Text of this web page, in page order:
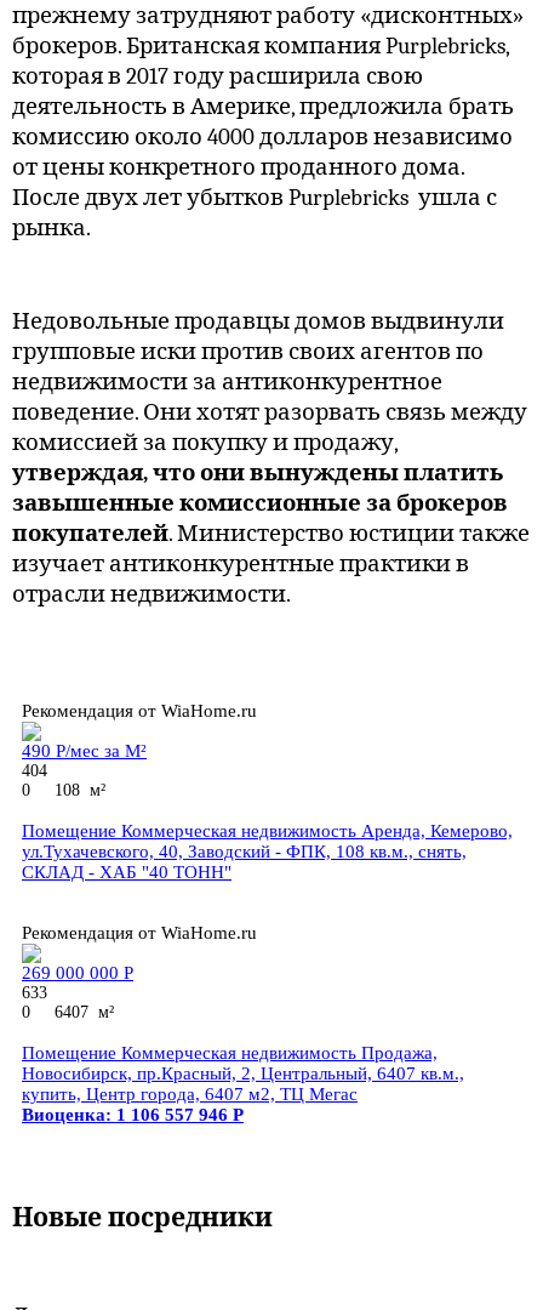
прежнему затрудняют работу «дисконтных»
брокеров. Британская компания Purplebricks,
которая в 2017 году расширила свою
деятельность в Америке, предложила брать
комиссию около 4000 долларов независимо
от цены конкретного проданного дома.
После двух лет убытков Purplebricks ушла с
рынка.
Недовольные продавцы домов выдвинули
групповые иски против своих агентов по
недвижимости за антиконкурентное
поведение. Они хотят разорвать связь между
комиссией за покупку и продажу,
утверждая, что они вынуждены платить
завышенные комиссионные за брокеров
покупателей. Министерство юстиции также
изучает антиконкурентные практики в
отрасли недвижимости.
Рекомендация от WiaHome.ru
490 Р/мес за М²
404
0 108 м²
Помещение Коммерческая недвижимость Аренда, Кемерово,
ул.Тухачевского, 40, Заводский - ФПК, 108 кв.м., снять,
СКЛАД - ХАБ "40 ТОНН"
Рекомендация от WiaHome.ru
269 000 000 Р
633
0 6407 м²
Помещение Коммерческая недвижимость Продажа,
Новосибирск, пр.Красный, 2, Центральный, 6407 кв.м.,
купить, Центр города, 6407 м2, ТЦ Мегас
Виоценка: 1 106 557 946 Р
Новые посредники